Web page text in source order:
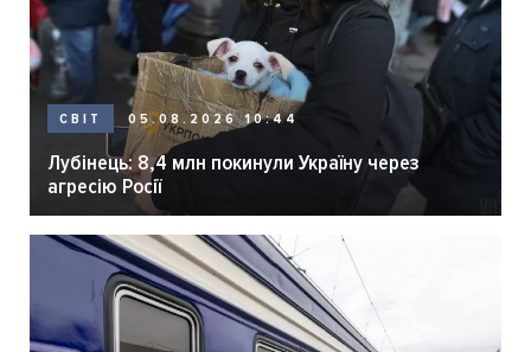
СВІТ 05.08.2026 10:44
Лубінець: 8,4 млн покинули Україну через
агресію Росії